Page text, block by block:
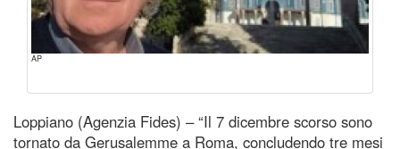
AP
Loppiano (Agenzia Fides) – “Il 7 dicembre scorso sono
tornato da Gerusalemme a Roma, concludendo tre mesi